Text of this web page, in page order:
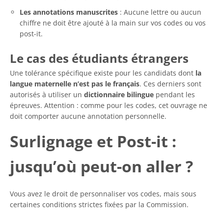
Les annotations manuscrites : Aucune lettre ou aucun
chiffre ne doit être ajouté à la main sur vos codes ou vos
post-it.
Le cas des étudiants étrangers
Une tolérance spécifique existe pour les candidats dont la
langue maternelle n’est pas le français. Ces derniers sont
autorisés à utiliser un dictionnaire bilingue pendant les
épreuves. Attention : comme pour les codes, cet ouvrage ne
doit comporter aucune annotation personnelle.
Surlignage et Post-it :
jusqu’où peut-on aller ?
Vous avez le droit de personnaliser vos codes, mais sous
certaines conditions strictes fixées par la Commission.